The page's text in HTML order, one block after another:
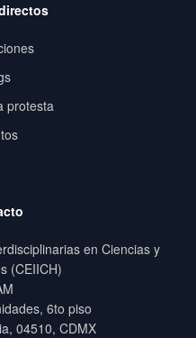
protesta
en Ciencias y
(CEIICH)
6to piso
04510, CDMX